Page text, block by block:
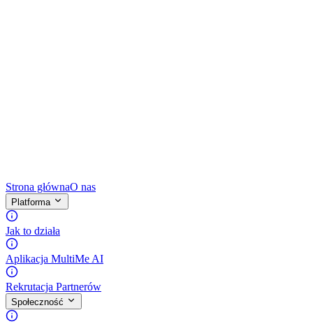
Strona głównaO nas
Platforma
Jak to działa
Aplikacja MultiMe AI
Rekrutacja Partnerów
Społeczność